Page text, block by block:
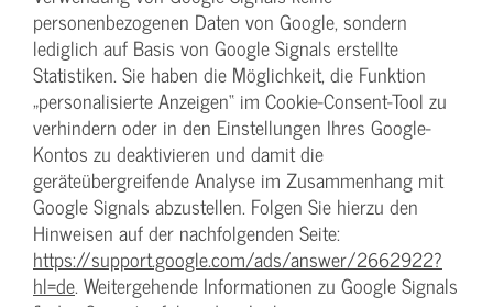
personenbezogenen Daten von Google, sondern
lediglich auf Basis von Google Signals erstellte
Statistiken. Sie haben die Möglichkeit, die Funktion
„personalisierte Anzeigen“ im Cookie-Consent-Tool zu
verhindern oder in den Einstellungen Ihres Google-
Kontos zu deaktivieren und damit die
geräteübergreifende Analyse im Zusammenhang mit
Google Signals abzustellen. Folgen Sie hierzu den
Hinweisen auf der nachfolgenden Seite:
https://support.google.com/ads/answer/2662922?
hl=de. Weitergehende Informationen zu Google Signals